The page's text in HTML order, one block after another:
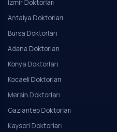
İzmir Doktorları
Antalya Doktorları
Bursa Doktorları
Adana Doktorları
Konya Doktorları
Kocaeli Doktorları
Mersin Doktorları
Gaziantep Doktorları
Kayseri Doktorları